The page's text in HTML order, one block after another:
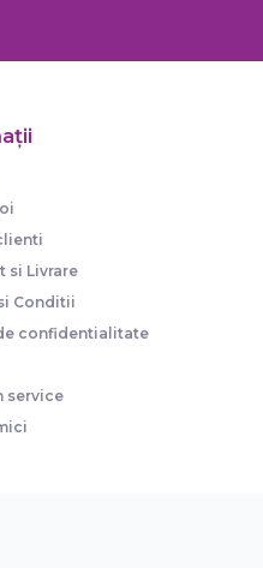
si Livrare
Conditii
confidentialitate
service